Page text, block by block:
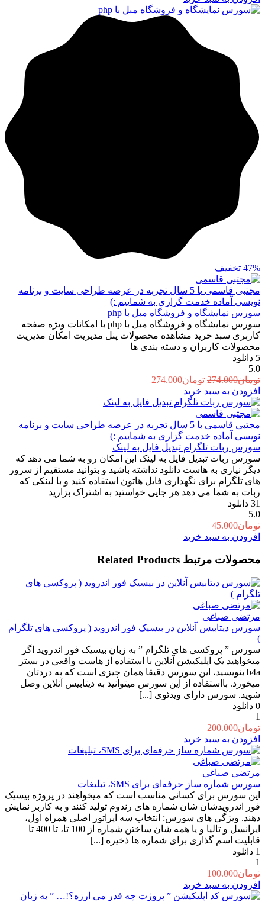
تومان153.000تومان153.000.
47% تخفیف
مجتبی قاسمی
با 5 سال تجربه در عرصه طراحی سایت و برنامه
نویسی آماده خدمت گزاری به شماییم :)
سورس نمایشگاه و فروشگاه مبل با php
سورس نمایشگاه و فروشگاه مبل با php با امکانات ویژه صفحه
کاربری سبد خرید مشاهده محصولات پنل مدیریت امکان مدیریت
محصولات کاربران و دسته بندی ها
5 دانلود
5.0
تومان274.000 قیمت
اصلی:
تومان274.000
بود.
تومان274.000
تومان274.000.
افزودن به سبد خرید
مجتبی قاسمی
با 5 سال تجربه در عرصه طراحی سایت و برنامه
نویسی آماده خدمت گزاری به شماییم :)
سورس ربات تلگرام تبدیل فایل به لینک
سورس ربات تبدیل فایل به لینک این امکان رو به شما می دهد که
دیگر نیازی به هاست دانلود نداشته باشید و بتوانید مستقیم از سرور
های تلگرام برای نگهداری فایل هاتون استفاده کنید و با لینکی که
ربات به شما می دهد هر جایی خواستید به اشتراک بزارید
31 دانلود
5.0
تومان45.000
افزودن به سبد خرید
محصولات مرتبط Related Products
مرتضی صباغی
سورس دیتابیس آنلاین در بیسیک فور اندروید ( پروکسی های تلگرام
)
سورس ” پروکسی های تلگرام ” به زبان بیسیک فور اندروید اگر
میخواهید یک اپلیکیشن آنلاین با استفاده از هاست واقعی در بستر
b4a بنویسید، این سورس دقیقا همان چیزی است که به دردتان
میخورد. بااستفاده از این سورس میتوانید به دیتابیس آنلاین وصل
شوید. سورس دارای ویدئوی [...]
0 دانلود
1
تومان200.000
افزودن به سبد خرید
مرتضی صباغی
سورس شماره‌ ساز حرفه‌ای برای SMS، تبلیغات
این سورس برای کسانی مناسب است که میخواهند در پروژه بیسیک
فور اندرویدشان شان شماره های رندوم تولید کنند و به کاربر نمایش
دهند. ویژگی های سورس: انتخاب سه اپراتور اصلی همراه اول،
ایرانسل و تالیا و یا همه شان ساختن شماره از 100 تا، تا 400 تا
قابلیت اسم گذاری برای شماره ها ذخیره [...]
1 دانلود
1
تومان100.000
افزودن به سبد خرید